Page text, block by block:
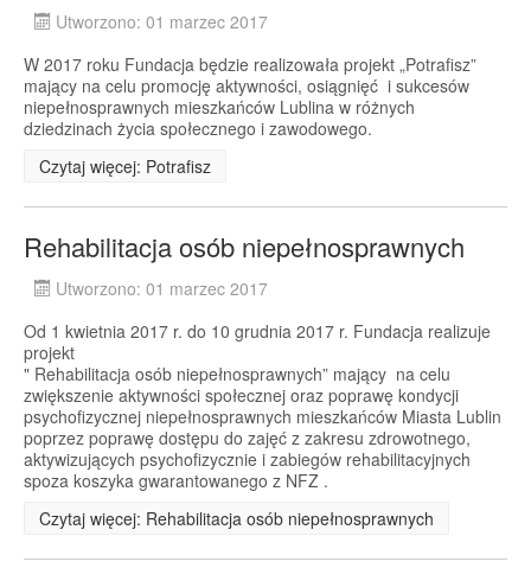
Utworzono: 01 marzec 2017
W 2017 roku Fundacja będzie realizowała projekt „Potrafisz”
mający na celu promocję aktywności, osiągnięć i sukcesów
niepełnosprawnych mieszkańców Lublina w różnych
dziedzinach życia społecznego i zawodowego.
Czytaj więcej: Potrafisz
Rehabilitacja osób niepełnosprawnych
Utworzono: 01 marzec 2017
Od 1 kwietnia 2017 r. do 10 grudnia 2017 r. Fundacja realizuje
projekt
" Rehabilitacja osób niepełnosprawnych” mający na celu
zwiększenie aktywności społecznej oraz poprawę kondycji
psychofizycznej niepełnosprawnych mieszkańców Miasta Lublin
poprzez poprawę dostępu do zajęć z zakresu zdrowotnego,
aktywizujących psychofizycznie i zabiegów rehabilitacyjnych
spoza koszyka gwarantowanego z NFZ .
Czytaj więcej: Rehabilitacja osób niepełnosprawnych